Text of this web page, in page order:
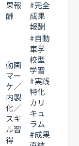
果報
酬
#完全
成果
報酬
動画
マー
ケ／
内製
化／
スキ
ル習
得
#自動
車学
校型
学習
#実践
特化
カリ
キュ
ラム
#成果